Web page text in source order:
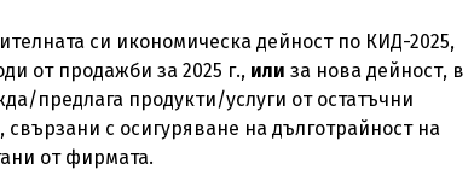
си икономическа дейност по КИД-2025,
от продажби за 2025 г., или за нова дейност, в
предлага продукти/услуги от остатъчни
с осигуряване на дълготрайност на
от фирмата.